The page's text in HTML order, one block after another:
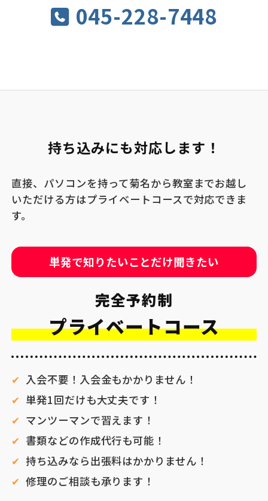
045-228-7448
持ち込みにも対応します！
直接、パソコンを持って菊名から教室までお越し
いただける方はプライベートコースで対応できま
す。
単発で知りたいことだけ聞きたい
完全予約制
プライベートコース
入会不要！入会金もかかりません！
単発1回だけも大丈夫です！
マンツーマンで習えます！
書類などの作成代行も可能！
持ち込みなら出張料はかかりません！
修理のご相談も承ります！